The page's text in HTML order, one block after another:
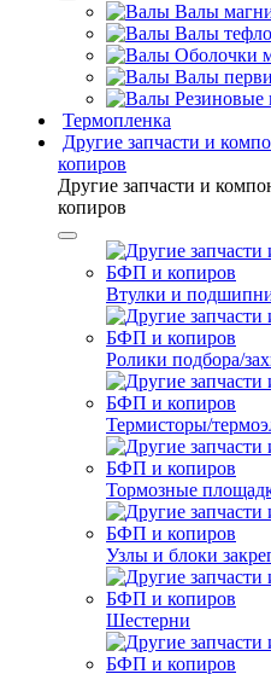
Валы
Валы
Оболочки
Валы
Резиновые
Термопленка
Другие запчасти и
копиров
Другие запчасти и
копиров
Втулки и
Ролики подбора/
Термисторы/
Тормозные
Узлы и блоки
Шестерни